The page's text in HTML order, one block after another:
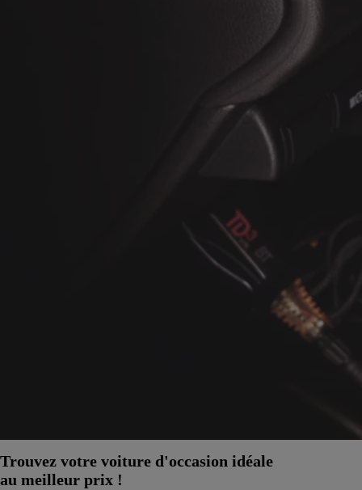
Trouvez votre voiture d'occasion idéale
au meilleur prix !